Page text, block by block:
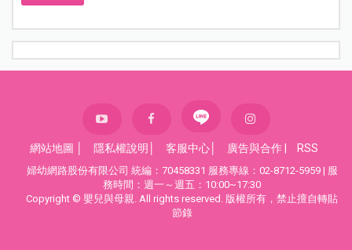
網站地圖 隱私權說明 客服中心 廣告與合作 RSS
婦幼網路股份有限公司 統編：70458331 服務專線：02-8712-5959 | 服
務時間：週一～週五：10:00~17:30
Copyright © 嬰兒與母親. All rights reserved. 版權所有，禁止擅自轉貼
節錄